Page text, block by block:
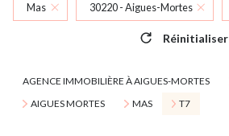
Mas 30220 - Aigues-Mortes
Réinitialiser
AGENCE IMMOBILIÈRE À AIGUES-MORTES
AIGUES MORTES
MAS T7